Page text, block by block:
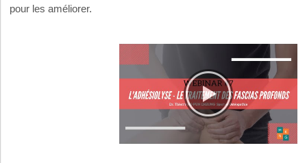
pour les améliorer.